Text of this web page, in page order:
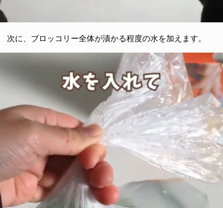
次に、ブロッコリー全体が漬かる程度の水を加えます。